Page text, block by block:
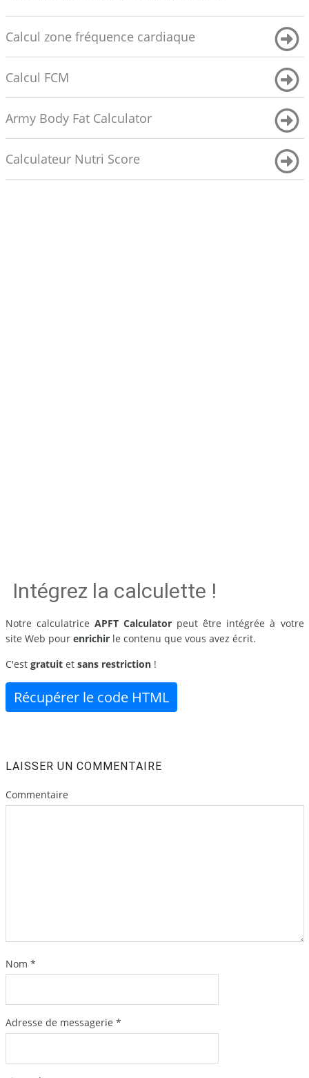
Calcul zone fréquence cardiaque
Calcul FCM
Army Body Fat Calculator
Calculateur Nutri Score
Intégrez la calculette !
Notre calculatrice APFT Calculatorpeut être intégrée à votre
site Web pour enrichirle contenu que vous avez écrit.
C'est gratuitet sans restriction!
Récupérer le code HTML
LAISSER UN COMMENTAIRE
Commentaire
Nom *
Adresse de messagerie *